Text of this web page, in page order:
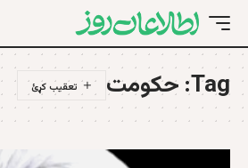
Tag: حکومت